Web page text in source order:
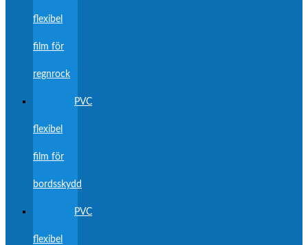
flexibel
film för
regnrock
PVC
flexibel
film för
bordsskydd
PVC
flexibel